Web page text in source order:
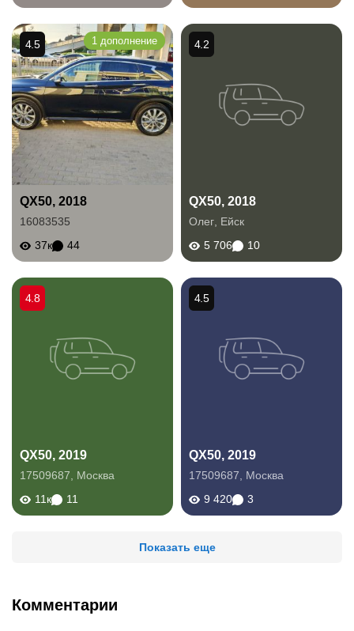
QX50, 2018
16083535
37к
44
4.5 1 дополнение
QX50, 2018
Олег Ейск
5 706
10
4.2
QX50, 2019
17509687
Москва
11к
11
4.8
QX50, 2019
17509687
Москва
9 420
3
4.5
Показать еще
Комментарии